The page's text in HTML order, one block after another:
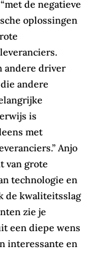
de negatieve
oplossingen
andere driver
andere
is
met
Anjo
van grote
technologie en
de kwaliteitsslag
zie je
een diepe wens
interessante en